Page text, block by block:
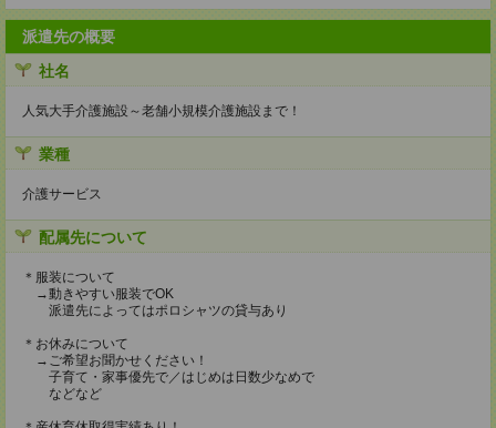
派遣先の概要
社名
人気大手介護施設～老舗小規模介護施設まで！
業種
介護サービス
配属先について
＊服装について
→動きやすい服装でOK
派遣先によってはポロシャツの貸与あり
＊お休みについて
→ご希望お聞かせください！
子育て・家事優先で／はじめは日数少なめで
などなど